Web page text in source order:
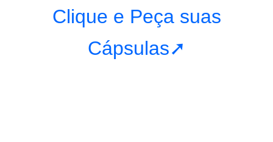
Clique e Peça suas
Cápsulas➚